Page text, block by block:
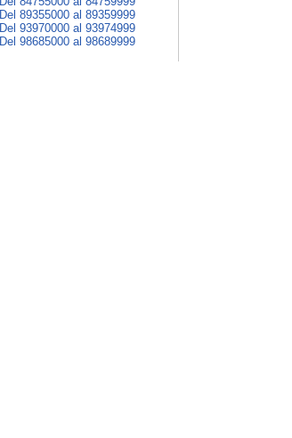
Del 89355000 al 89359999
Del 93970000 al 93974999
Del 98685000 al 98689999